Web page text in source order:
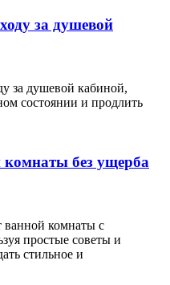
за душевой
за душевой кабиной,
состоянии и продлить
комнаты без ущерба
ванной комнаты с
простые советы и
стильное и